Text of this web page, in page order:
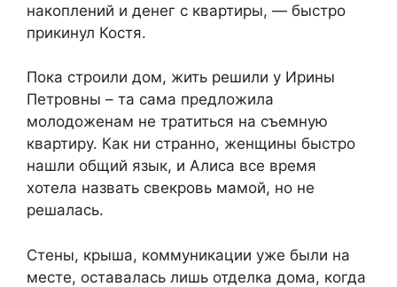
накоплений и денег с квартиры, — быстро
прикинул Костя.
Пока строили дом, жить решили у Ирины
Петровны – та сама предложила
молодоженам не тратиться на съемную
квартиру. Как ни странно, женщины быстро
нашли общий язык, и Алиса все время
хотела назвать свекровь мамой, но не
решалась.
Стены, крыша, коммуникации уже были на
месте, оставалась лишь отделка дома, когда